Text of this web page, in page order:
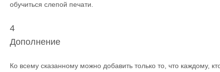
обучиться слепой печати.
4
Дополнение
Ко всему сказанному можно добавить только то, что каждому,